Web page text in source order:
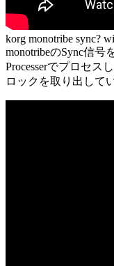
korg monotribe sync?
monotribeのSync信号を
Processerでプロセス
ロックを取り出して